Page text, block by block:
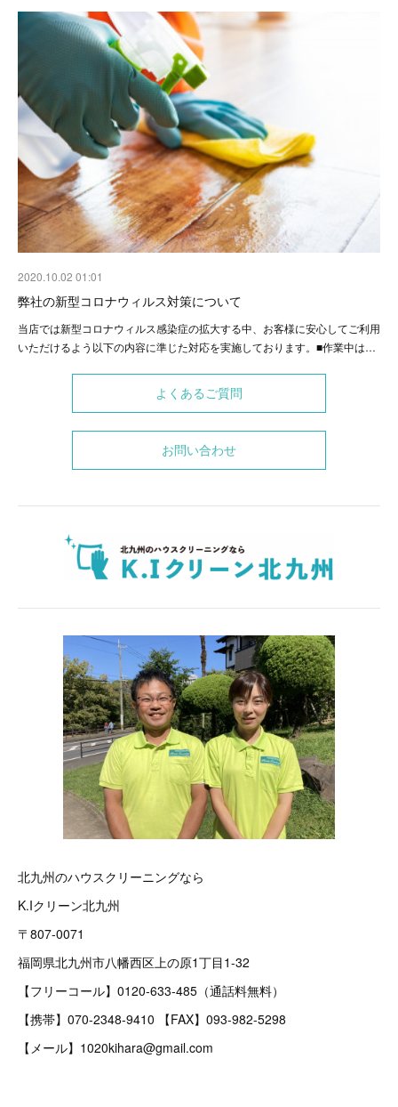
2020.10.02 01:01
弊社の新型コロナウィルス対策について
当店では新型コロナウィルス感染症の拡大する中、お客様に安心してご利用
いただけるよう以下の内容に準じた対応を実施しております。■作業中は…
よくあるご質問
お問い合わせ
北九州のハウスクリーニングなら
K.Iクリーン北九州
〒807-0071
福岡県北九州市八幡西区上の原1丁目1-32
【フリーコール】0120-633-485（通話料無料）
【携帯】070-2348-9410 【FAX】093-982-5298
【メール】1020kihara@gmail.com